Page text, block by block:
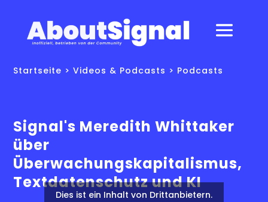
Startseite >Videos & Podcasts > Podcasts
Signal's Meredith Whittaker
über
Überwachungskapitalismus,
Textdatenschutz und KI
Dies ist ein Inhalt von Drittanbietern.